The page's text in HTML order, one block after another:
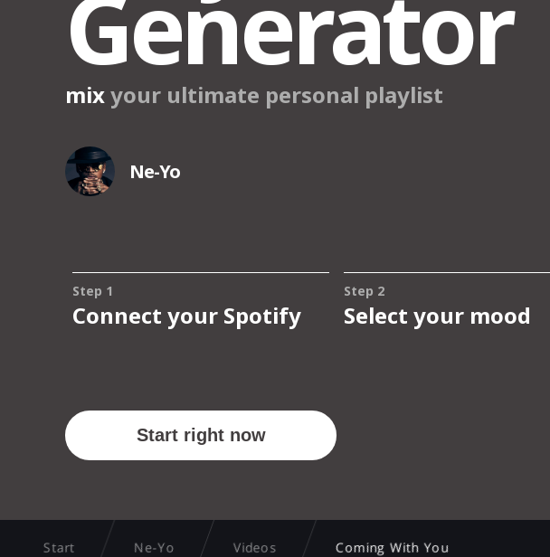
Start Ne-Yo Videos Coming With You